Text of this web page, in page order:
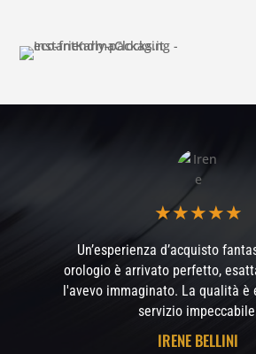
★★★★★
Un’esperienza d’acquisto
orologio è arrivato perfetto,
l'avevo immaginato. La qualità è
servizio
IRENE BELLINI